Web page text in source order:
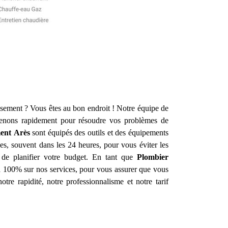
? Vous êtes au bon endroit ! Notre équipe de
rapidement pour résoudre vos problèmes de
Arèssont équipés des outils et des équipements
souvent dans les 24 heures, pour vous éviter les
de planifier votre budget. En tant que Plombier
sur nos services, pour vous assurer que vous
rapidité, notre professionnalisme et notre tarif